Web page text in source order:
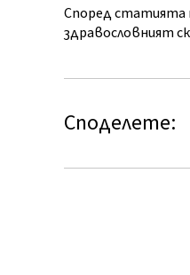
Според статията
здравословният
Споделете: